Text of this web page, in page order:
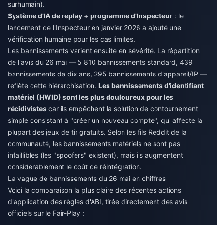
surhumain).
Système d'IA de replay + programme d'Inspecteur : le
lancement de l'Inspecteur en janvier 2026 a ajouté une
vérification humaine pour les cas limites.
Les bannissements varient ensuite en sévérité. La répartition
de l'avis du 26 mai — 5 810 bannissements standard, 439
bannissements de dix ans, 295 bannissements d'appareil/IP —
reflète cette hiérarchisation. Les bannissements d'identifiant
matériel (HWID) sont les plus douloureux pour les
récidivistes car ils empêchent la solution de contournement
simple consistant à "créer un nouveau compte", qui affecte la
plupart des jeux de tir gratuits. Selon les fils Reddit de la
communauté, les bannissements matériels ne sont pas
infaillibles (les "spoofers" existent), mais ils augmentent
considérablement le coût de réintégration.
La vague de bannissements du 26 mai en chiffres
Voici la comparaison la plus claire des récentes actions
d'application des règles d'ABI, tirée directement des avis
officiels sur le Fair-Play :